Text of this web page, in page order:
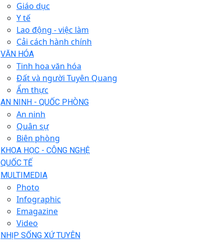
Giáo dục
Y tế
Lao động - việc làm
Cải cách hành chính
VĂN HÓA
Tinh hoa văn hóa
Đất và người Tuyên Quang
Ẩm thực
AN NINH - QUỐC PHÒNG
An ninh
Quân sự
Biên phòng
KHOA HỌC - CÔNG NGHỆ
QUỐC TẾ
MULTIMEDIA
Photo
Infographic
Emagazine
Video
NHỊP SỐNG XỨ TUYÊN